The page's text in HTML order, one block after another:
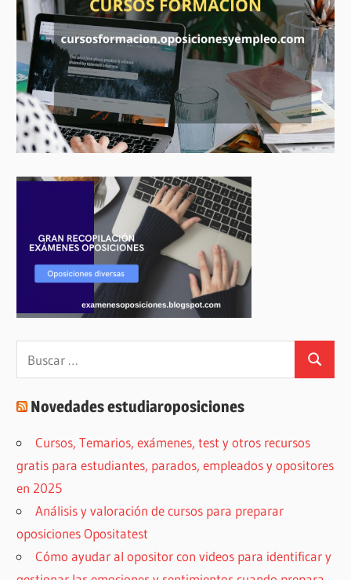
Buscar
Novedades estudiaroposiciones
Cursos, Temarios, exámenes, test y otros recursos
gratis para estudiantes, parados, empleados y opositores
en 2025
Análisis y valoración de cursos para preparar
oposiciones Opositatest
Cómo ayudar al opositor con videos para identificar y